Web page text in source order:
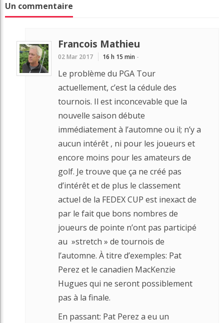
Un commentaire
Francois Mathieu
02 Mar 2017 16 h 15 min -
Le problème du PGA Tour
actuellement, c’est la cédule des
tournois. Il est inconcevable que la
nouvelle saison débute
immédiatement à l’automne ou il; n’y a
aucun intérêt , ni pour les joueurs et
encore moins pour les amateurs de
golf. Je trouve que ça ne créé pas
d’intérêt et de plus le classement
actuel de la FEDEX CUP est inexact de
par le fait que bons nombres de
joueurs de pointe n’ont pas participé
au »stretch » de tournois de
l’automne. À titre d’exemples: Pat
Perez et le canadien MacKenzie
Hugues qui ne seront possiblement
pas à la finale.
En passant: Pat Perez a eu un